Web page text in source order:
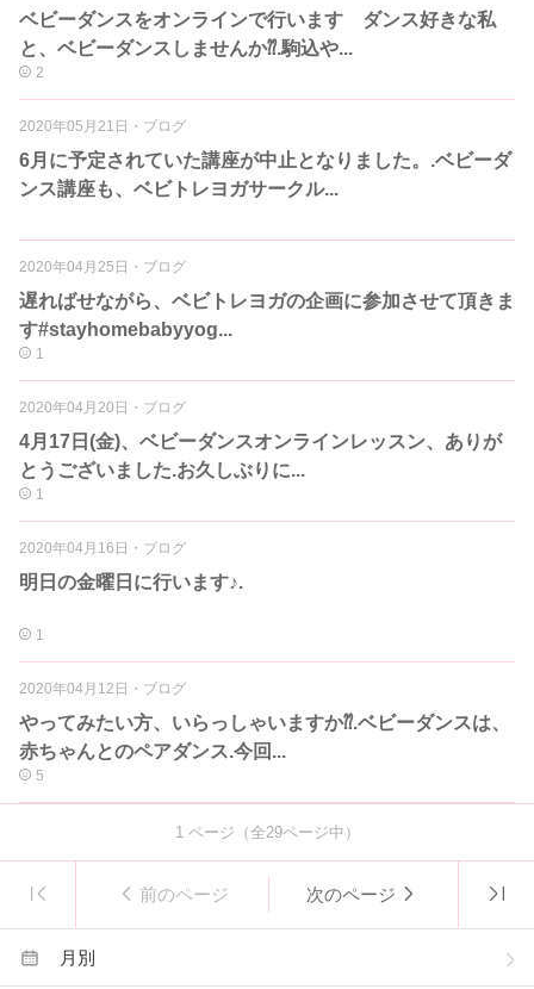
ベビーダンスをオンラインで行います ダンス好きな私
と、ベビーダンスしませんか⁇.駒込や...
2
2020年05月21日 ・ ブログ
6月に予定されていた講座が中止となりました。.ベビーダ
ンス講座も、ベビトレヨガサークル...
2020年04月25日 ・ ブログ
遅ればせながら、ベビトレヨガの企画に参加させて頂きま
す#stayhomebabyyog...
1
2020年04月20日 ・ ブログ
4月17日(金)、ベビーダンスオンラインレッスン、ありが
とうございました.お久しぶりに...
1
2020年04月16日 ・ ブログ
明日の金曜日に行います♪.
1
2020年04月12日 ・ ブログ
やってみたい方、いらっしゃいますか⁇.ベビーダンスは、
赤ちゃんとのペアダンス.今回...
5
1ページ（全29ページ中）
前のページ 次のページ
月別